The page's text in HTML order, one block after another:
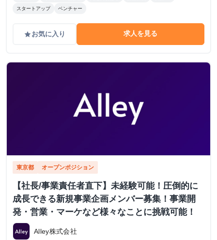
スタートアップ ベンチャー
gradeお気に入り 求人を見る
東京都 オープンポジション
【社長/事業責任者直下】未経験可能！圧倒的に
成長できる新規事業企画メンバー募集！事業開
発・営業・マーケなど様々なことに挑戦可能！
Alley株式会社